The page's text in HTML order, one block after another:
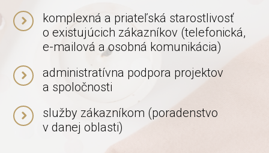
komplexná a priateľská starostlivosť
o existujúcich zákazníkov (telefonická,
e-mailová a osobná komunikácia)
administratívna podpora projektov
a spoločnosti
služby zákazníkom (poradenstvo
v danej oblasti)